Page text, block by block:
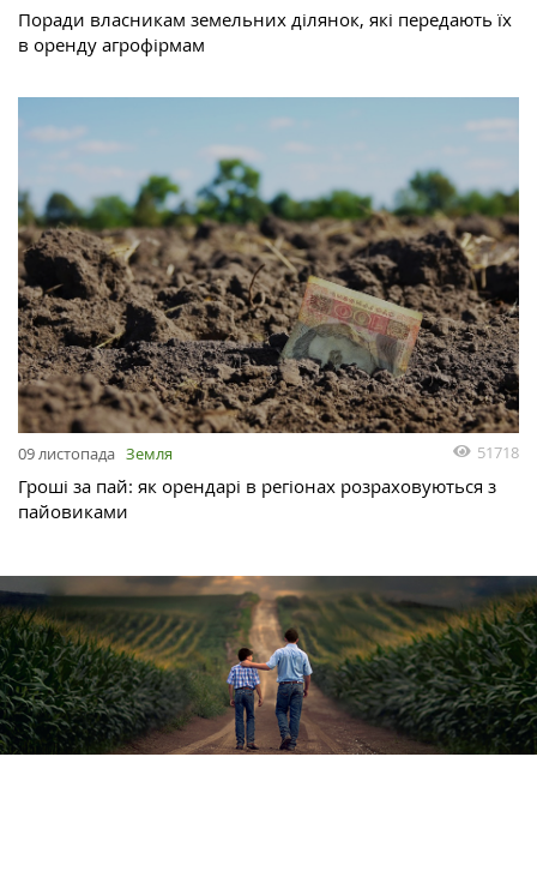
Поради власникам земельних ділянок, які передають їх
в оренду агрофірмам
09 листопада Земля 51718
Гроші за пай: як орендарі в регіонах розраховуються з
пайовиками